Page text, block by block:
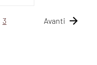
3 Avanti